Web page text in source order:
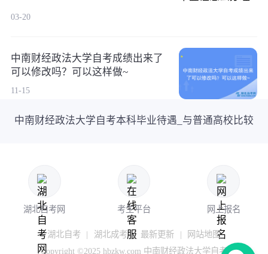
03-20
中南财经政法大学自考成绩出来了
可以修改吗？可以这样做~
11-15
中南财经政法大学自考本科毕业待遇_与普通高校比较
湖北自考网 考生平台 网上报名
湖北自考 | 湖北成考 | 最新更新 |
网站地图
Copyright ©2025 hbzkw.com 中南财经政法大学自考